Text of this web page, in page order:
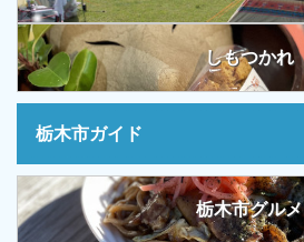
しもつかれ
栃木市ガイド
栃木市グルメ